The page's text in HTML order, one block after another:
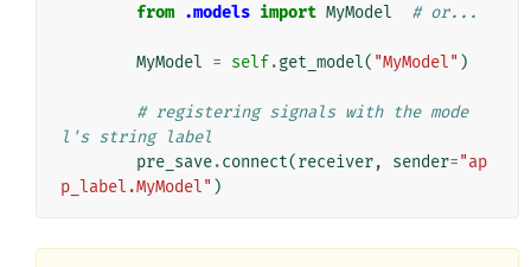
from
.models import MyModel # or...
MyModel = self.get_model( "MyModel" )
# registering signals with the mode
l's string label
pre_save.connect(receiver, sender="ap
p_label.MyModel" )